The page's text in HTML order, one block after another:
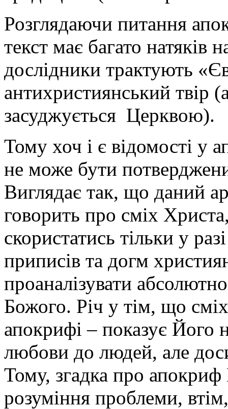
Розглядаючи питання
текст має багато натяків
дослідники трактують
антихристиянський твір
засуджується Церквою).
Тому хоч і є відомості у
не може бути
Виглядає так, що даний
говорить про сміх
скористатись тільки у
приписів та догм
проаналізувати
Божого. Річ у тім, що
апокрифі – показує Його
любови до людей, але
Тому, згадка про
розуміння проблеми,